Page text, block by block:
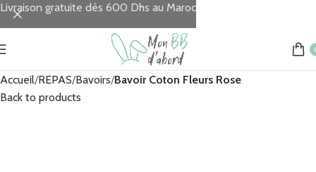
Accueil REPAS Bavoirs Bavoir Coton Fleurs Rose
Back to products
Livraison gratuite dès 600 Dhs au Maroc